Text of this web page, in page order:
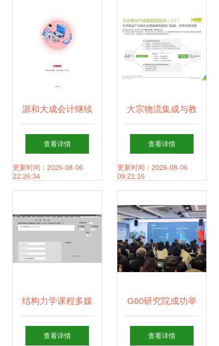
源和大成会计继续
教育软件研究与开
发 从应用到价值
查看详情
更新时间：2026-08-06
22:26:34
大宗物流集成与教
育智慧 艾瑞咨询视
角下的2020年研究
查看详情
更新时间：2026-08-06
09:21:16
结构力学课程多媒
体辅助教学软件的
查看详情
G60研究院成功举
办嘉兴市2024年度
查看详情